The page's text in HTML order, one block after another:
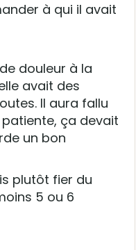
à qui il avait
douleur à la
avait des
Il aura fallu
ça devait
un bon
plutôt fier du
5 ou 6